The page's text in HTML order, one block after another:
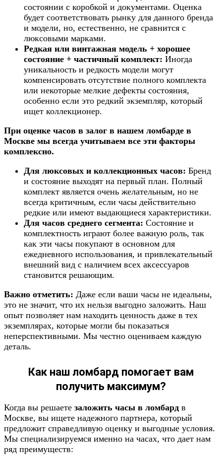
состоянии с коробкой и документами. Оценка
будет соответствовать рынку для данного бренда
и модели, но, естественно, не сравнится с
люксовыми марками.
Редкая или винтажная модель + хорошее
состояние + частичный комплект: Иногда
уникальность и редкость модели могут
компенсировать отсутствие полного комплекта
или некоторые мелкие дефекты состояния,
особенно если это редкий экземпляр, который
ищет коллекционер.
При оценке часов в залог в нашем ломбарде в
Москве мы всегда учитываем все эти факторы
комплексно.
Для люксовых и коллекционных часов: Бренд
и состояние выходят на первый план. Полный
комплект является очень желательным, но не
всегда критичным, если часы действительно
редкие или имеют выдающиеся характеристики.
Для часов среднего сегмента: Состояние и
комплектность играют более важную роль, так
как эти часы покупают в основном для
ежедневного использования, и привлекательный
внешний вид с наличием всех аксессуаров
становится решающим.
Важно отметить: Даже если ваши часы не идеальны,
это не значит, что их нельзя выгодно заложить. Наш
опыт позволяет нам находить ценность даже в тех
экземплярах, которые могли бы показаться
неперспективными. Мы честно оцениваем каждую
деталь.
Как наш ломбард помогает вам
получить максимум?
Когда вы решаете заложить часы в ломбард в
Москве, вы ищете надежного партнера, который
предложит справедливую оценку и выгодные условия.
Мы специализируемся именно на часах, что дает нам
ряд преимуществ: